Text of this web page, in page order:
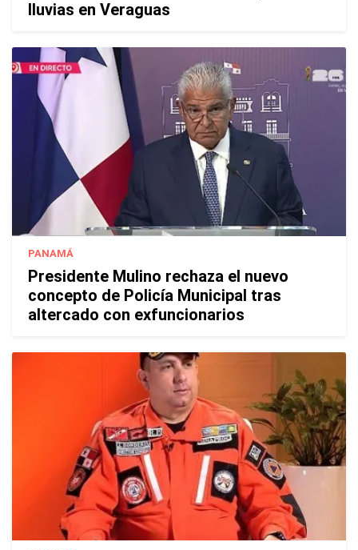
lluvias en Veraguas
PANAMÁ
Presidente Mulino rechaza el nuevo
concepto de Policía Municipal tras
altercado con exfuncionarios